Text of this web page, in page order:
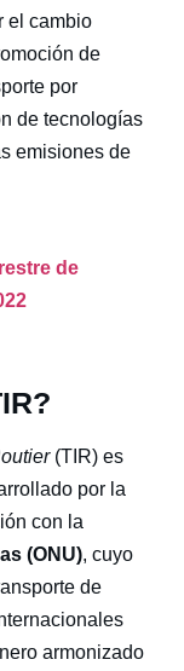
el cambio
de
por
de tecnologías
emisiones de
de
(TIR) es
por la
con la
(ONU), cuyo
de
armonizado